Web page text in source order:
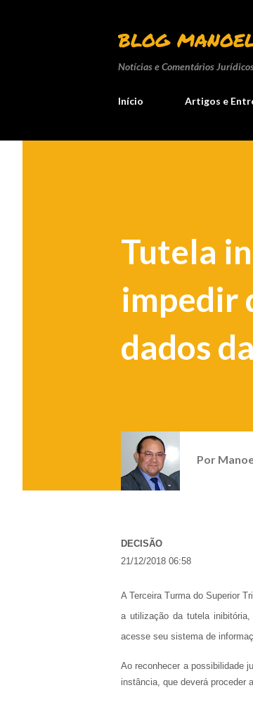
BLOG
Notícias e Comentários
Início Artigos e
Tutela
impedir
dados
Por
DECISÃO
21/12/2018 06:58
A Terceira Turma do Superior
a utilização da tutela
acesse seu sistema de
Ao reconhecer a possibilidade
instância, que deverá proceder